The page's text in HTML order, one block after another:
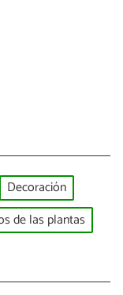
Decoración
de las plantas